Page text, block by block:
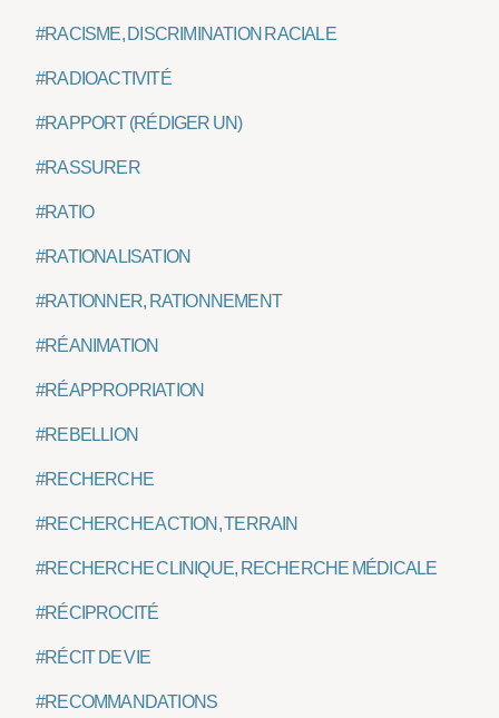
#RACISME, DISCRIMINATION RACIALE
#RADIOACTIVITÉ
#RAPPORT (RÉDIGER UN)
#RASSURER
#RATIO
#RATIONALISATION
#RATIONNER, RATIONNEMENT
#RÉANIMATION
#RÉAPPROPRIATION
#REBELLION
#RECHERCHE
#RECHERCHE ACTION, TERRAIN
#RECHERCHE CLINIQUE, RECHERCHE MÉDICALE
#RÉCIPROCITÉ
#RÉCIT DE VIE
#RECOMMANDATIONS